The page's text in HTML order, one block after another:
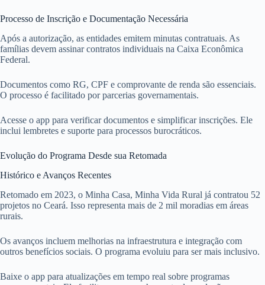
Processo de Inscrição e Documentação Necessária
Após a autorização, as entidades emitem minutas contratuais. As
famílias devem assinar contratos individuais na Caixa Econômica
Federal.
Documentos como RG, CPF e comprovante de renda são essenciais.
O processo é facilitado por parcerias governamentais.
Acesse o app para verificar documentos e simplificar inscrições. Ele
inclui lembretes e suporte para processos burocráticos.
Evolução do Programa Desde sua Retomada
Histórico e Avanços Recentes
Retomado em 2023, o Minha Casa, Minha Vida Rural já contratou 52
projetos no Ceará. Isso representa mais de 2 mil moradias em áreas
rurais.
Os avanços incluem melhorias na infraestrutura e integração com
outros benefícios sociais. O programa evoluiu para ser mais inclusivo.
Baixe o app para atualizações em tempo real sobre programas